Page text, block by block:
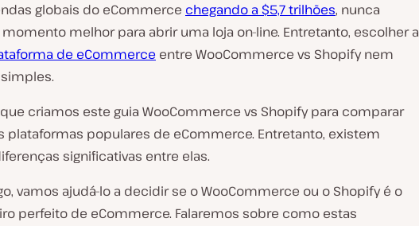
globais do eCommerce chegando a $5,7 trilhões, nunca
melhor para abrir uma loja on-line. Entretanto, escolher a
de eCommerce entre WooCommerce vs Shopify nem
criamos este guia WooCommerce vs Shopify para comparar
plataformas populares de eCommerce. Entretanto, existem
significativas entre elas.
vamos ajudá-lo a decidir se o WooCommerce ou o Shopify é o
perfeito de eCommerce. Falaremos sobre como estas